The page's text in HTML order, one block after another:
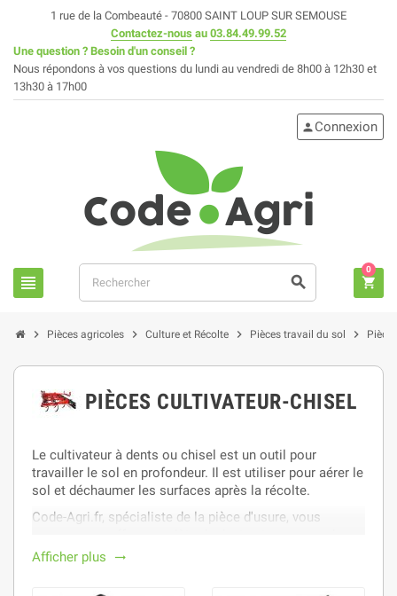
1 rue de la Combeauté - 70800 SAINT LOUP SUR SEMOUSE
Contactez-nous au 03.84.49.99.52
Une question ? Besoin d'un conseil ?
Nous répondons à vos questions du lundi au vendredi de 8h00 à 12h30 et
13h30 à 17h00
view_headline search
person Connexion
shopping_cart
0
chevron_right Pièces agricoles chevron_right Culture et Récolte chevron_right Pièces travail du sol chevron_right
PIÈCES CULTIVATEUR-CHISEL
Le cultivateur à dents ou chisel est un outil pour
travailler le sol en profondeur. Il est utiliser pour aérer le
sol et déchaumer les surfaces après la récolte.
Code-Agri.fr, spécialiste de la pièce d'usure, vous
réparation et l'entretien de vos outils de travail du sol.
Afficher plus trending_flat